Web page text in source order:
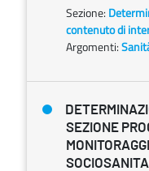
Sezione:
contenuto di
Argomenti:
SEZIONE